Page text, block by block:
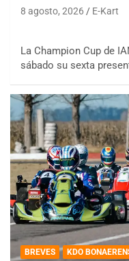
8 agosto, 2026 E-Kart
La Champion Cup de
sábado su sexta
BREVES KDO